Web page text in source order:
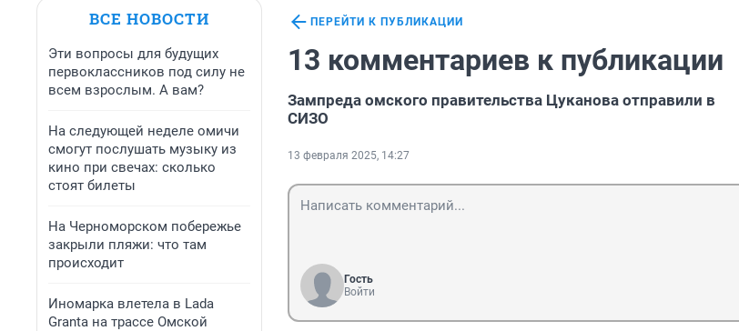
ВСЕ НОВОСТИ
Эти вопросы для будущих
первоклассников под силу не
всем взрослым. А вам?
На следующей неделе омичи
смогут послушать музыку из
кино при свечах: сколько
стоят билеты
На Черноморском побережье
закрыли пляжи: что там
происходит
Иномарка влетела в Lada
Granta на трассе Омской
ПЕРЕЙТИ К ПУБЛИКАЦИИ
13 комментариев к публикации
Зампреда омского правительства Цуканова отправили в
СИЗО
13 февраля 2025, 14:27
Гость
Войти